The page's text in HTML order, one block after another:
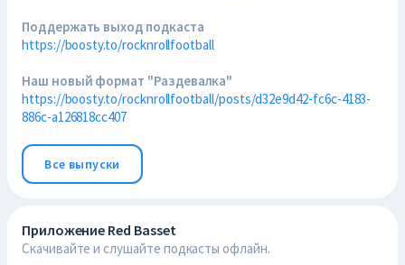
Поддержать выход подкаста
https://boosty.to/rocknrollfootball
Наш новый формат "Раздевалка"
https://boosty.to/rocknrollfootball/posts/d32e9d42-fc6c-4183-
886c-a126818cc407
Все выпуски
Приложение Red Basset
Скачивайте и слушайте подкасты офлайн.